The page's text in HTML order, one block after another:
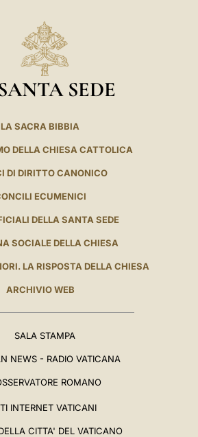
SEDE
LA SACRA BIBBIA
DELLA CHIESA CATTOLICA
DI DIRITTO CANONICO
ECUMENICI
DELLA SANTA SEDE
SOCIALE DELLA CHIESA
LA RISPOSTA DELLA CHIESA
ARCHIVIO WEB
SALA STAMPA
NEWS - RADIO VATICANA
ROMANO
INTERNET VATICANI
CITTA' DEL VATICANO